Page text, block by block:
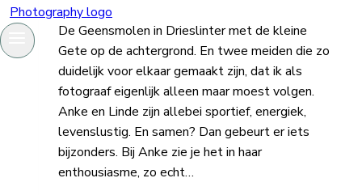
De Geensmolen in Drieslinter met de kleine
Gete op de achtergrond. En twee meiden die zo
duidelijk voor elkaar gemaakt zijn, dat ik als
fotograaf eigenlijk alleen maar moest volgen.
Anke en Linde zijn allebei sportief, energiek,
levenslustig. En samen? Dan gebeurt er iets
bijzonders. Bij Anke zie je het in haar
enthousiasme, zo echt…